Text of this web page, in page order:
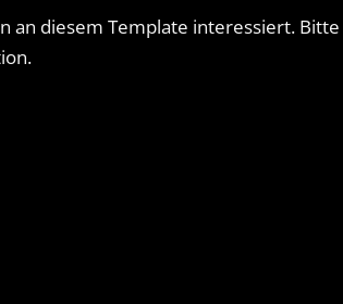
an diesem Template interessiert. Bitte